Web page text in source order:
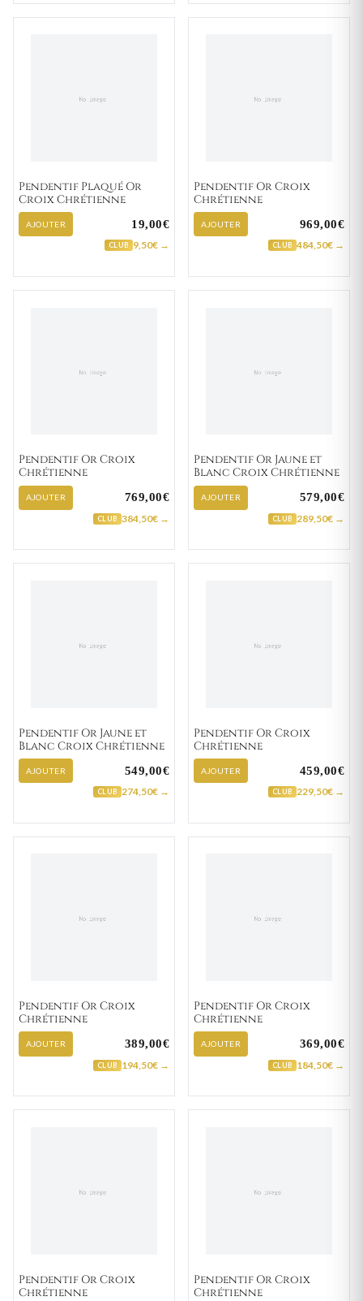
Pendentif Plaqué Or
Croix Chrétienne
AJOUTER 19,00€
CLUB 9,50€ →
Pendentif Or Croix
Chrétienne
AJOUTER 969,00€
CLUB 484,50€ →
Pendentif Or Croix
Chrétienne
AJOUTER 769,00€
CLUB 384,50€ →
Pendentif Or Jaune et
Blanc Croix Chrétienne
AJOUTER 579,00€
CLUB 289,50€ →
Pendentif Or Jaune et
Blanc Croix Chrétienne
AJOUTER 549,00€
CLUB 274,50€ →
Pendentif Or Croix
Chrétienne
AJOUTER 459,00€
CLUB 229,50€ →
Pendentif Or Croix
Chrétienne
AJOUTER 389,00€
CLUB 194,50€ →
Pendentif Or Croix
Chrétienne
AJOUTER 369,00€
CLUB 184,50€ →
Pendentif Or Croix
Chrétienne
Pendentif Or Croix
Chrétienne